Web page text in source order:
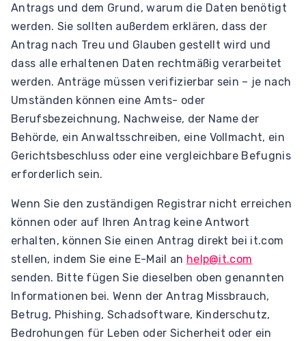
Antrags und dem Grund, warum die Daten benötigt
werden. Sie sollten außerdem erklären, dass der
Antrag nach Treu und Glauben gestellt wird und
dass alle erhaltenen Daten rechtmäßig verarbeitet
werden. Anträge müssen verifizierbar sein – je nach
Umständen können eine Amts- oder
Berufsbezeichnung, Nachweise, der Name der
Behörde, ein Anwaltsschreiben, eine Vollmacht, ein
Gerichtsbeschluss oder eine vergleichbare Befugnis
erforderlich sein.
Wenn Sie den zuständigen Registrar nicht erreichen
können oder auf Ihren Antrag keine Antwort
erhalten, können Sie einen Antrag direkt bei it.com
stellen, indem Sie eine E-Mail an help@it.com
senden. Bitte fügen Sie dieselben oben genannten
Informationen bei. Wenn der Antrag Missbrauch,
Betrug, Phishing, Schadsoftware, Kinderschutz,
Bedrohungen für Leben oder Sicherheit oder ein